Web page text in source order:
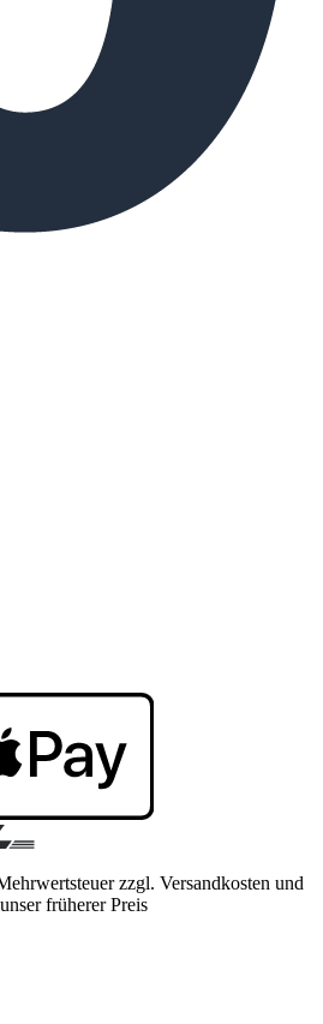
zzgl. Versandkosten und
früherer Preis